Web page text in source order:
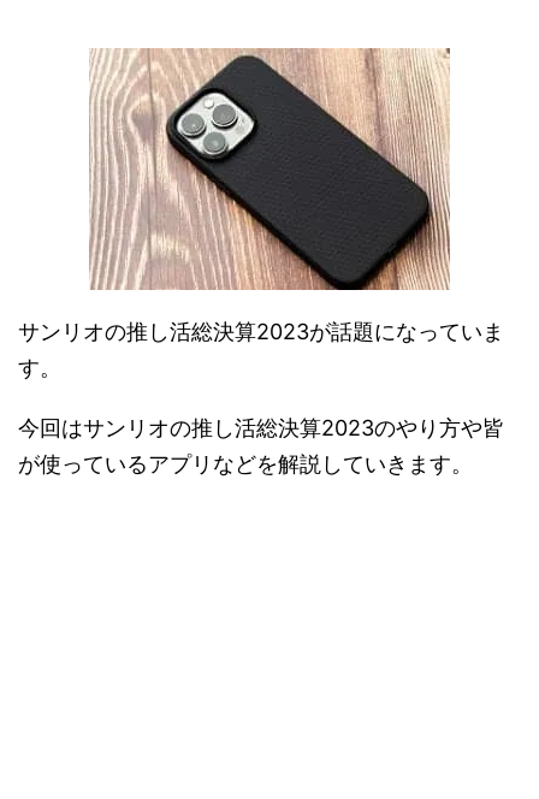
サンリオの推し活総決算2023が話題になっていま
す。
今回はサンリオの推し活総決算2023のやり方や皆
が使っているアプリなどを解説していきます。